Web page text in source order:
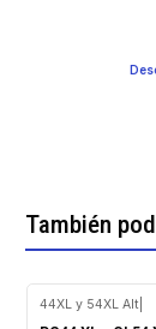
También
44XL y 54XL Alt|